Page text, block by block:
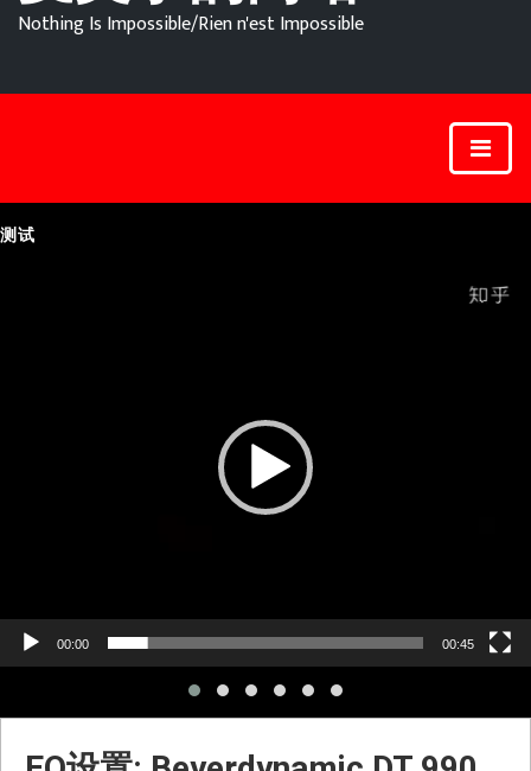
Nothing Is Impossible/Rien n'est Impossible
测试
00:00 00:45